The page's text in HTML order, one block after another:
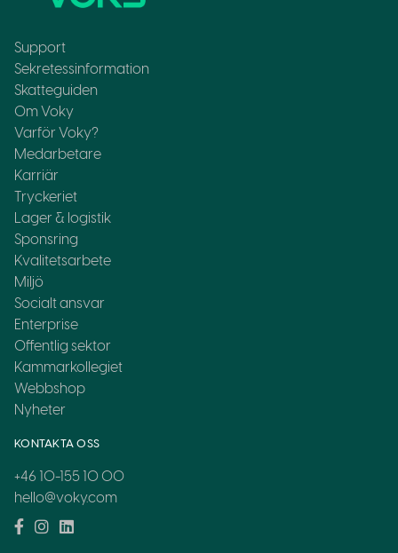
Support
Sekretessinformation
Skatteguiden
Om Voky
Varför Voky?
Medarbetare
Karriär
Tryckeriet
Lager & logistik
Sponsring
Kvalitetsarbete
Miljö
Socialt ansvar
Enterprise
Offentlig sektor
Kammarkollegiet
Webbshop
Nyheter
KONTAKTA OSS
+46 10-155 10 00
hello@voky.com